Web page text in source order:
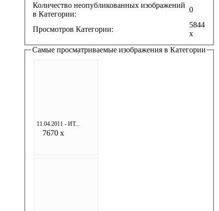
Количество неопубликованных изображений
в Категории:
0
Просмотров Категории:
5844
x
Самые просматриваемые изображения в Категории
11.04.2011 - ИТ...
7670 x